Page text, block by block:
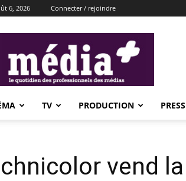
6, 2026 Connecter / rejoindre
TV PRODUCTION
vend